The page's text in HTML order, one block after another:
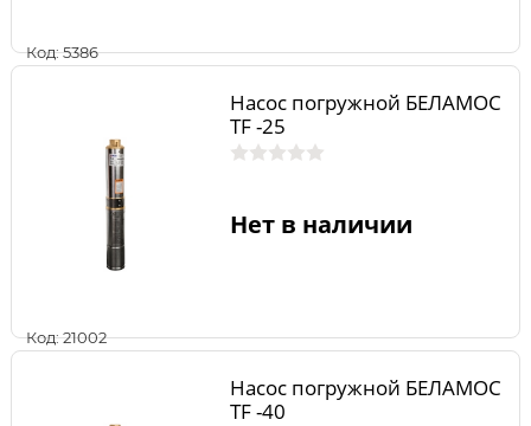
Код: 5386
Код: 21002
Насос погружной БЕЛАМОС
TF -25
Нет в наличии
Насос погружной БЕЛАМОС
TF -40